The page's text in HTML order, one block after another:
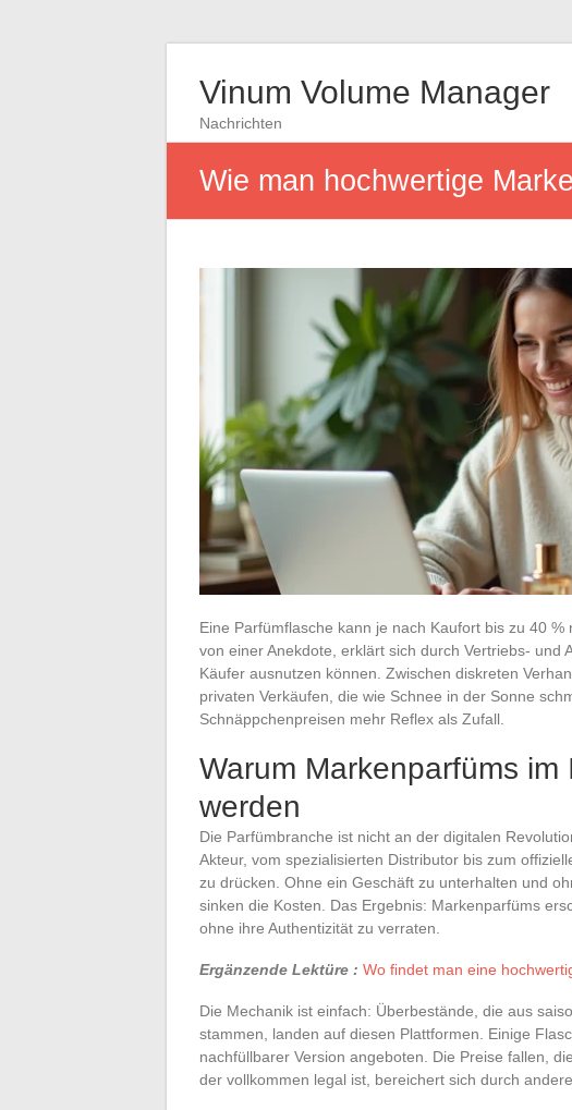
Vinum Volume Manager
Nachrichten
Wie man hochwertige
Eine Parfümflasche kann je nach Kaufort bis zu 40
von einer Anekdote, erklärt sich durch Vertriebs- und
Käufer ausnutzen können. Zwischen diskreten
privaten Verkäufen, die wie Schnee in der Sonne
Schnäppchenpreisen mehr Reflex als Zufall.
Warum Markenparfüms
werden
Die Parfümbranche ist nicht an der digitalen
Akteur, vom spezialisierten Distributor bis zum
zu drücken. Ohne ein Geschäft zu unterhalten und
sinken die Kosten. Das Ergebnis: Markenparfüms
ohne ihre Authentizität zu verraten.
Ergänzende Lektüre : Wo findet man eine
Die Mechanik ist einfach: Überbestände, die aus
stammen, landen auf diesen Plattformen. Einige
nachfüllbarer Version angeboten. Die Preise fallen,
der vollkommen legal ist, bereichert sich durch